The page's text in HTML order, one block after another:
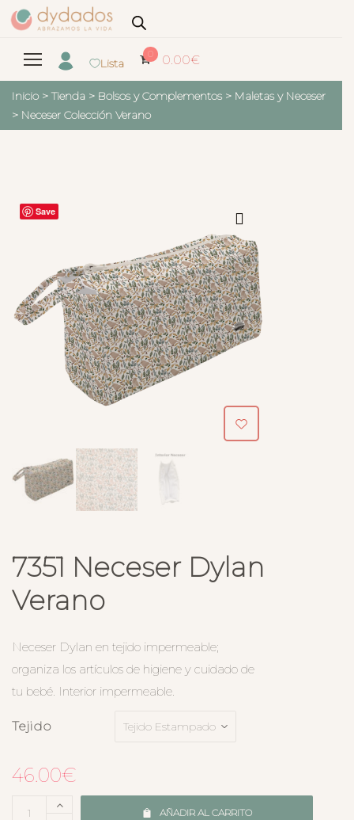
Lista
0 0.00€
Inicio > Tienda > Bolsos y Complementos > Maletas y Neceser
> Neceser Colección Verano
Save
7351 Neceser Dylan
Verano
Neceser Dylan en tejido impermeable;
organiza los artículos de higiene y cuidado de
tu bebé. Interior impermeable.
Tejido
46.00€
AÑADIR AL CARRITO